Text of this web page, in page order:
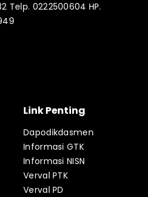
Telp. 0222500604 HP.
Link Penting
Dapodikdasmen
Informasi GTK
Informasi NISN
Verval PTK
Verval PD